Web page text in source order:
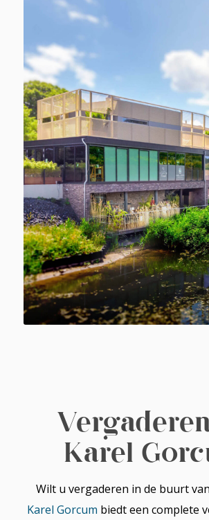
Karel
Wilt u vergaderen in de buurt
Karel Gorcum biedt een complete